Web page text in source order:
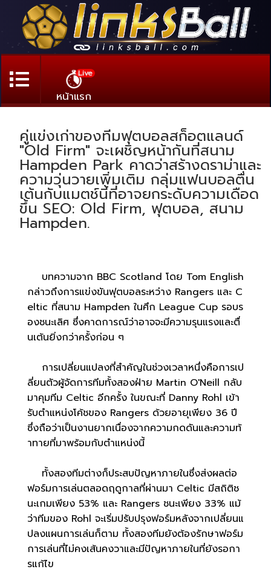
Live
หน้าแรก
คู่แข่งเก่าของทีมฟุตบอลสก็อตแลนด์
"Old Firm" จะเผชิญหน้ากันที่สนาม
Hampden Park คาดว่าสร้างดราม่าและ
ความวุ่นวายเพิ่มเติม กลุ่มแฟนบอลตื่น
เต้นกับแมตช์นี้ที่อาจยกระดับความเดือด
ขึ้น SEO: Old Firm, ฟุตบอล, สนาม
Hampden.
บทความจาก BBC Scotland โดย Tom English
กล่าวถึงการแข่งขันฟุตบอลระหว่าง Rangers และ C
eltic ที่สนาม Hampden ในศึก League Cup รอบร
องชนะเลิศ ซึ่งคาดการณ์ว่าอาจจะมีความรุนแรงและตื่
นเต้นยิ่งกว่าครั้งก่อน ๆ
การเปลี่ยนแปลงที่สำคัญในช่วงเวลาหนึ่งคือการเป
ลี่ยนตัวผู้จัดการทีมทั้งสองฝ่าย Martin O'Neill กลับ
มาคุมทีม Celtic อีกครั้ง ในขณะที่ Danny Rohl เข้า
รับตำแหน่งโค้ชของ Rangers ด้วยอายุเพียง 36 ปี
ซึ่งถือว่าเป็นงานยากเนื่องจากความกดดันและความท้
าทายที่มาพร้อมกับตำแหน่งนี้
ทั้งสองทีมต่างก็ประสบปัญหาภายในซึ่งส่งผลต่อ
ฟอร์มการเล่นตลอดฤดูกาลที่ผ่านมา Celtic มีสถิติช
นะเกมเพียง 53% และ Rangers ชนะเพียง 33% แม้
ว่าทีมของ Rohl จะเริ่มปรับปรุงฟอร์มหลังจากเปลี่ยนแ
ปลงแผนการเล่นก็ตาม ทั้งสองทีมยังต้องรักษาฟอร์ม
การเล่นที่ไม่คงเส้นคงวาและมีปัญหาภายในที่ยังรอกา
รแก้ไข